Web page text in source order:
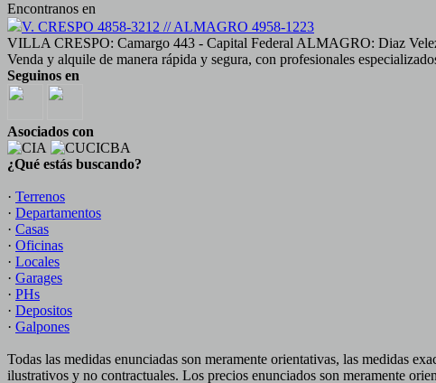
Encontranos en
V. CRESPO 4858-3212 // ALMAGRO 4958-1223
VILLA CRESPO: Camargo 443 - Capital Federal ALMAGRO: Diaz
Venda y alquile de manera rápida y segura, con profesionales
Seguinos en
Asociados con
¿Qué estás buscando?
· Terrenos
· Departamentos
· Casas
· Oficinas
· Locales
· Garages
· PHs
· Depositos
· Galpones
Todas las medidas enunciadas son meramente orientativas, las medidas
ilustrativos y no contractuales. Los precios enunciados son meramente